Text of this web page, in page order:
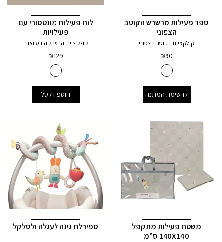
ספר פעילות מרשרש הקוטב
הצפוני
קולקציית הקוטב הצפוני
₪90
לרשימת המתנה
לוח פעילות מונטסורי עם
פעילויות
קולקציית הרפתקה בסוואנה
₪129
הוספה לסל
משטח פעילות מתקפל
140X140 ס”מ
ספירלת גינה לעגלה ולסלקל